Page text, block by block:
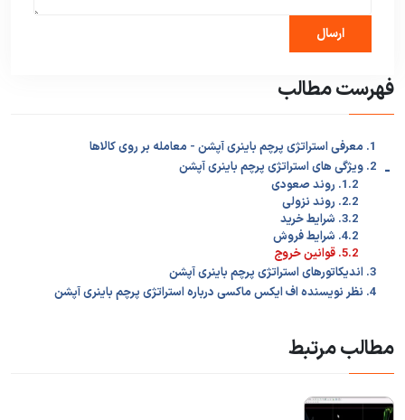
فهرست مطالب
1. معرفی استراتژی پرچم باینری آپشن - معامله بر روی کالاها
2. ویژگی های استراتژی پرچم باینری آپشن -
1.2. روند صعودی
2.2. روند نزولی
3.2. شرایط خرید
4.2. شرایط فروش
5.2. قوانین خروج
3. اندیکاتورهای استراتژی پرچم باینری آپشن
4. نظر نویسنده اف ایکس ماکسی درباره استراتژی پرچم باینری آپشن
مطالب مرتبط